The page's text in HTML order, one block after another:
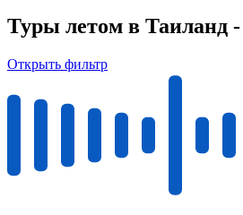
Туры летом в Таиланд
Открыть фильтр